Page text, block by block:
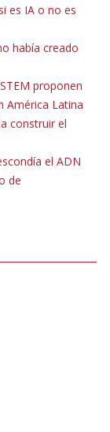
es IA o no es
había creado
proponen
América Latina
construir el
el ADN
de